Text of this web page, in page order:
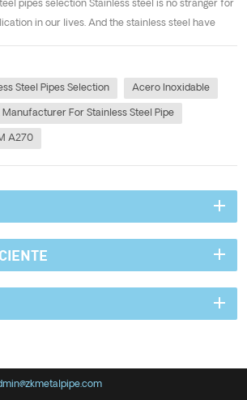
pipes selection Stainless steel is no stranger for
in our lives. And the stainless steel have
need to choose the different grade steels....
Steel Pipes Selection Acero Inoxidable
Manufacturer For Stainless Steel Pipe
A270